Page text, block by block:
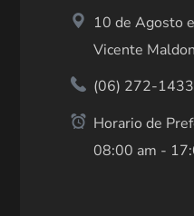
10 de Agosto
Vicente
(06) 272-1433
Horario de
08:00 am -